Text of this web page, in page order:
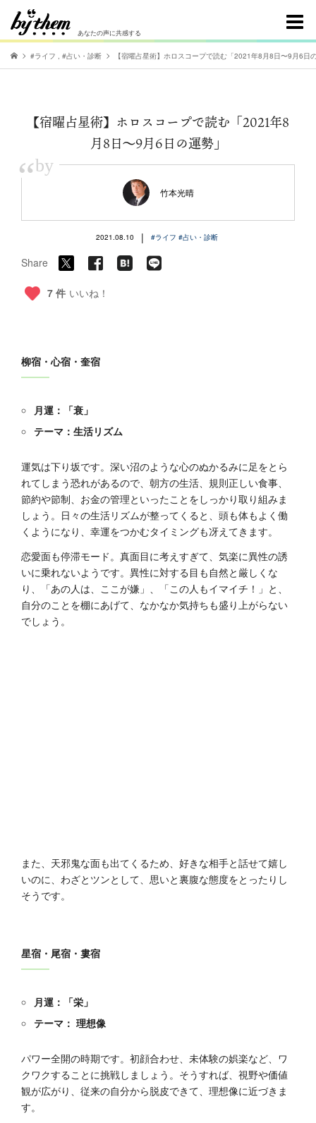
あなたの声に共感する
#ライフ , #占い・診断 【宿曜占星術】ホロスコープで読む「2021年8月8日〜9月6日
【宿曜占星術】ホロスコープで読む「2021年8
月8日〜9月6日の運勢」
“by
竹本光晴
2021.08.10 | #ライフ #占い・診断
Share
7 件 いいね！
柳宿・心宿・奎宿
月運：「衰」
テーマ：生活リズム
運気は下り坂です。深い沼のような心のぬかるみに足をとら
れてしまう恐れがあるので、朝方の生活、規則正しい食事、
節約や節制、お金の管理といったことをしっかり取り組みま
しょう。日々の生活リズムが整ってくると、頭も体もよく働
くようになり、幸運をつかむタイミングも冴えてきます。
恋愛面も停滞モード。真面目に考えすぎて、気楽に異性の誘
いに乗れないようです。異性に対する目も自然と厳しくな
り、「あの人は、ここが嫌」、「この人もイマイチ！」と、
自分のことを棚にあげて、なかなか気持ちも盛り上がらない
でしょう。
また、天邪鬼な面も出てくるため、好きな相手と話せて嬉し
いのに、わざとツンとして、思いと裏腹な態度をとったりし
そうです。
星宿・尾宿・婁宿
月運：「栄」
テーマ： 理想像
パワー全開の時期です。初顔合わせ、未体験の娯楽など、ワ
クワクすることに挑戦しましょう。そうすれば、視野や価値
観が広がり、従来の自分から脱皮できて、理想像に近づきま
す。